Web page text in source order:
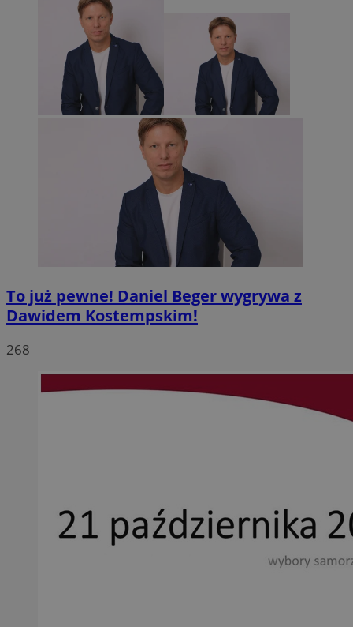
To już pewne! Daniel Beger wygrywa z
Dawidem Kostempskim!
268